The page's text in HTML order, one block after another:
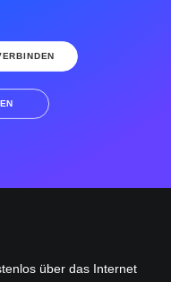
über das Internet